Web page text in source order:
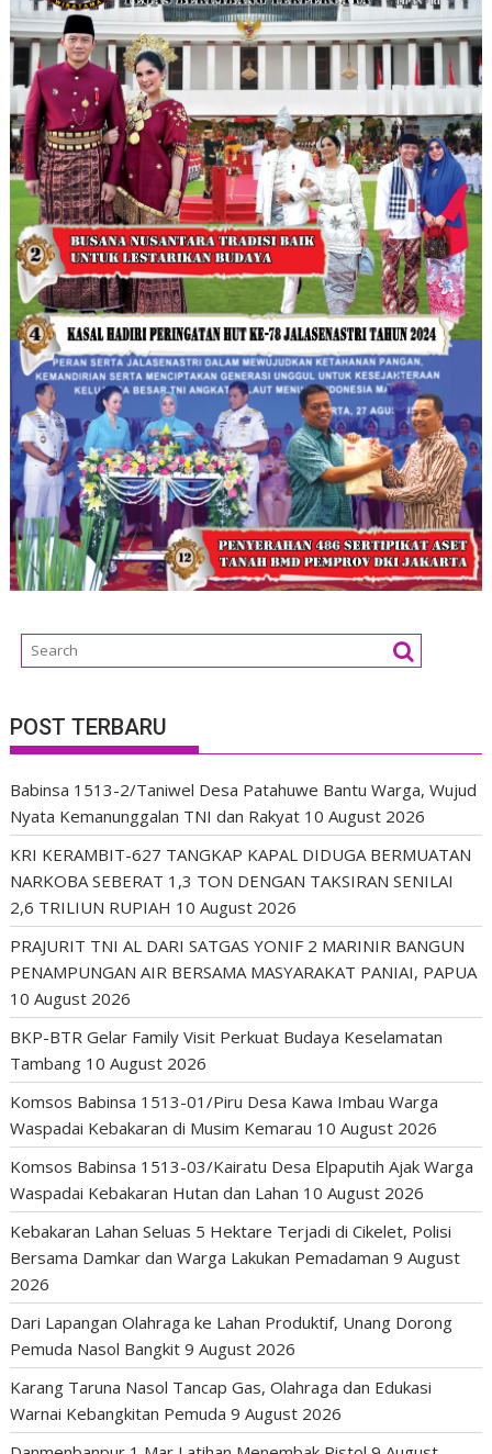
POST TERBARU
Babinsa 1513-2/Taniwel Desa Patahuwe Bantu Warga, Wujud
Nyata Kemanunggalan TNI dan Rakyat 10 August 2026
KRI KERAMBIT-627 TANGKAP KAPAL DIDUGA BERMUATAN
NARKOBA SEBERAT 1,3 TON DENGAN TAKSIRAN SENILAI
2,6 TRILIUN RUPIAH 10 August 2026
PRAJURIT TNI AL DARI SATGAS YONIF 2 MARINIR BANGUN
PENAMPUNGAN AIR BERSAMA MASYARAKAT PANIAI, PAPUA
10 August 2026
BKP-BTR Gelar Family Visit Perkuat Budaya Keselamatan
Tambang 10 August 2026
Komsos Babinsa 1513-01/Piru Desa Kawa Imbau Warga
Waspadai Kebakaran di Musim Kemarau 10 August 2026
Komsos Babinsa 1513-03/Kairatu Desa Elpaputih Ajak Warga
Waspadai Kebakaran Hutan dan Lahan 10 August 2026
Kebakaran Lahan Seluas 5 Hektare Terjadi di Cikelet, Polisi
Bersama Damkar dan Warga Lakukan Pemadaman 9 August
2026
Dari Lapangan Olahraga ke Lahan Produktif, Unang Dorong
Pemuda Nasol Bangkit 9 August 2026
Karang Taruna Nasol Tancap Gas, Olahraga dan Edukasi
Warnai Kebangkitan Pemuda 9 August 2026